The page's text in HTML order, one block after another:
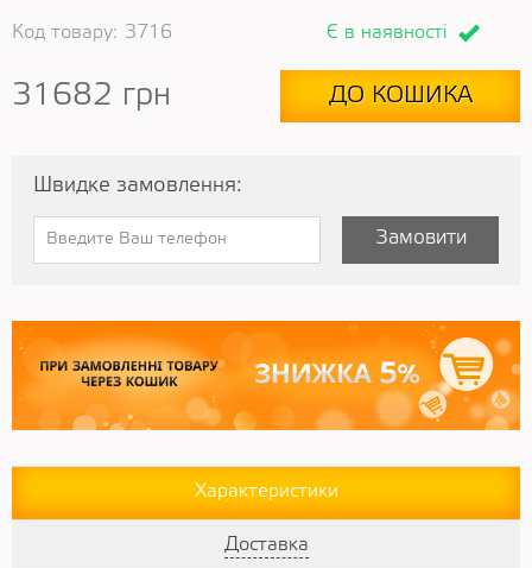
Код товару: 3716 Є в наявності
31682 грн ДО КОШИКА
Швидке замовлення:
Замовити
Характеристики
Доставка